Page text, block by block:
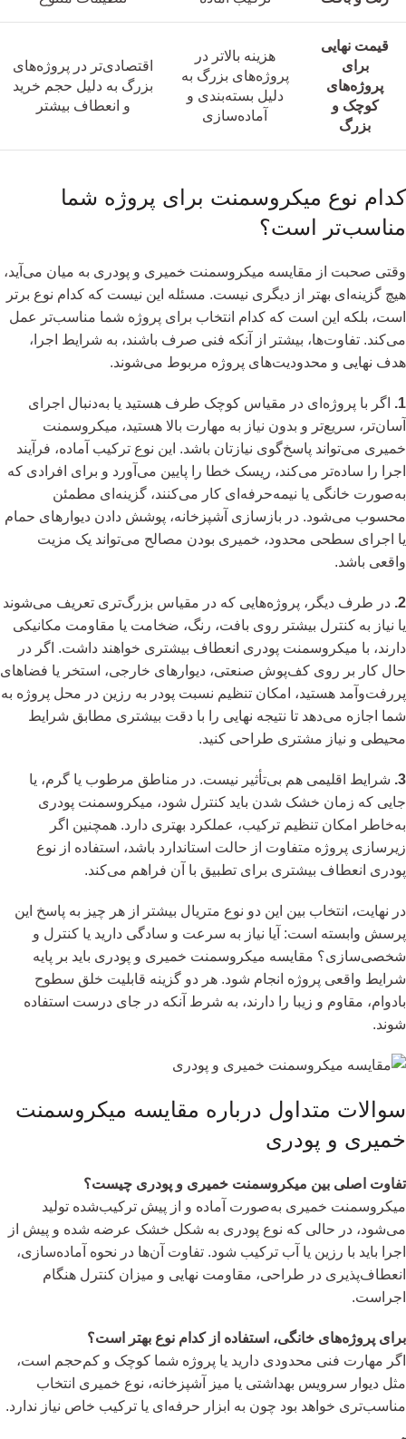
قیمت نهایی
برای
پروژه‌های
کوچک و
بزرگ
هزینه بالاتر در
پروژه‌های بزرگ به
دلیل بسته‌بندی و
آماده‌سازی
اقتصادی‌تر در پروژه‌های
بزرگ به دلیل حجم خرید
و انعطاف بیشتر
کدام نوع میکروسمنت برای پروژه شما
مناسب‌تر است؟
وقتی صحبت از مقایسه میکروسمنت خمیری و پودری به میان می‌آید،
هیچ گزینه‌ای بهتر از دیگری نیست. مسئله این نیست که کدام نوع برتر
است، بلکه این است که کدام انتخاب برای پروژه شما مناسب‌تر عمل
می‌کند. تفاوت‌ها، بیشتر از آنکه فنی صرف باشند، به شرایط اجرا،
هدف نهایی و محدودیت‌های پروژه مربوط می‌شوند.
1.
اگر با پروژه‌ای در مقیاس کوچک طرف هستید یا به‌دنبال اجرای
آسان‌تر، سریع‌تر و بدون نیاز به مهارت بالا هستید، میکروسمنت
خمیری می‌تواند پاسخ‌گوی نیازتان باشد. این نوع ترکیب آماده، فرآیند
اجرا را ساده‌تر می‌کند، ریسک خطا را پایین می‌آورد و برای افرادی که
به‌صورت خانگی یا نیمه‌حرفه‌ای کار می‌کنند، گزینه‌ای مطمئن
محسوب می‌شود. در بازسازی آشپزخانه، پوشش دادن دیوارهای حمام
یا اجرای سطحی محدود، خمیری بودن مصالح می‌تواند یک مزیت
واقعی باشد.
2. در طرف دیگر، پروژه‌هایی که در مقیاس بزرگ‌تری تعریف می‌شوند
یا نیاز به کنترل بیشتر روی بافت، رنگ، ضخامت یا مقاومت مکانیکی
دارند، با میکروسمنت پودری انعطاف بیشتری خواهند داشت. اگر در
حال کار بر روی کف‌پوش صنعتی، دیوارهای خارجی، استخر یا فضاهای
پررفت‌وآمد هستید، امکان تنظیم نسبت پودر به رزین در محل پروژه به
شما اجازه می‌دهد تا نتیجه نهایی را با دقت بیشتری مطابق شرایط
محیطی و نیاز مشتری طراحی کنید.
3. شرایط اقلیمی هم بی‌تأثیر نیست. در مناطق مرطوب یا گرم، یا
جایی که زمان خشک شدن باید کنترل شود، میکروسمنت پودری
به‌خاطر امکان تنظیم ترکیب، عملکرد بهتری دارد. همچنین اگر
زیرسازی پروژه متفاوت از حالت استاندارد باشد، استفاده از نوع
پودری انعطاف بیشتری برای تطبیق با آن فراهم می‌کند.
در نهایت، انتخاب بین این دو نوع متریال بیشتر از هر چیز به پاسخ این
پرسش وابسته است: آیا نیاز به سرعت و سادگی دارید یا کنترل و
شخصی‌سازی؟ مقایسه میکروسمنت خمیری و پودری باید بر پایه
شرایط واقعی پروژه انجام شود. هر دو گزینه قابلیت خلق سطوح
بادوام، مقاوم و زیبا را دارند، به شرط آنکه در جای درست استفاده
شوند.
سوالات متداول درباره مقایسه میکروسمنت
خمیری و پودری
تفاوت اصلی بین میکروسمنت خمیری و پودری چیست؟
میکروسمنت خمیری به‌صورت آماده و از پیش ترکیب‌شده تولید
می‌شود، در حالی که نوع پودری به شکل خشک عرضه شده و پیش از
اجرا باید با رزین یا آب ترکیب شود. تفاوت آن‌ها در نحوه آماده‌سازی،
انعطاف‌پذیری در طراحی، مقاومت نهایی و میزان کنترل هنگام
اجراست.
برای پروژه‌های خانگی، استفاده از کدام نوع بهتر است؟
اگر مهارت فنی محدودی دارید یا پروژه شما کوچک و کم‌حجم است،
مثل دیوار سرویس بهداشتی یا میز آشپزخانه، نوع خمیری انتخاب
مناسب‌تری خواهد بود چون به ابزار حرفه‌ای یا ترکیب خاص نیاز ندارد.